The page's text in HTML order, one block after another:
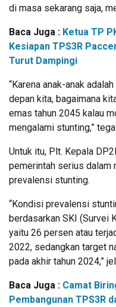
di masa sekarang saja,
Baca Juga : Ketua TP
Kesiapan TPS3R
Turut Dampingi
“Karena anak-anak
depan kita, bagaimana
emas tahun 2045 kalau
mengalami stunting,”
Untuk itu, Plt. Kepala
pemerintah serius dalam
prevalensi stunting.
“Kondisi prevalensi
berdasarkan SKI (Survei
yaitu 26 persen atau
2022, sedangkan target
pada akhir tahun 2024,”
Baca Juga : Camat
Pembangunan TPS3R